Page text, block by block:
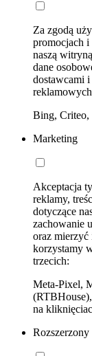
Za zgodą
promocjach
naszą
dane
dostawcami
Bing, Criteo,
Marketing
Akceptacja
reklamy,
dotyczące
zachowanie
oraz mierzyć
korzystamy
trzecich:
Meta-Pixel,
na